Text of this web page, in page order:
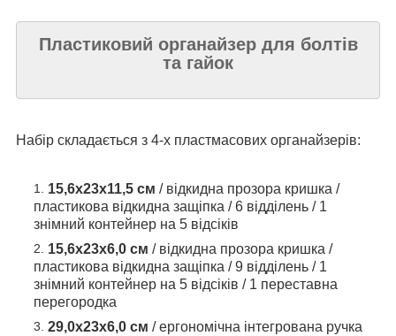
Пластиковий органайзер для болтів
та гайок
Набір складається з 4-х пластмасових органайзерів:
15,6x23x11,5 см / відкидна прозора кришка /
пластикова відкидна защіпка / 6 відділень / 1
знімний контейнер на 5 відсіків
15,6x23x6,0 см / відкидна прозора кришка /
пластикова відкидна защіпка / 9 відділень / 1
знімний контейнер на 5 відсіків / 1 переставна
перегородка
29,0x23x6,0 см / ергономічна інтегрована ручка